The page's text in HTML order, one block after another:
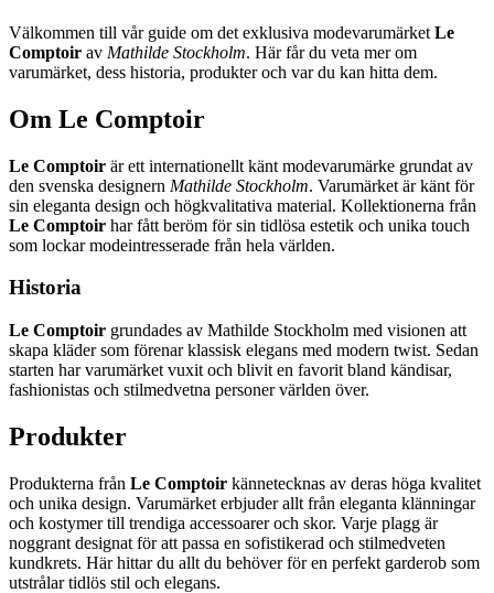
Välkommen till vår guide om det exklusiva modevarumärket Le
Comptoir av Mathilde Stockholm. Här får du veta mer om
varumärket, dess historia, produkter och var du kan hitta dem.
Om Le Comptoir
Le Comptoir är ett internationellt känt modevarumärke grundat av
den svenska designern Mathilde Stockholm. Varumärket är känt för
sin eleganta design och högkvalitativa material. Kollektionerna från
Le Comptoir har fått beröm för sin tidlösa estetik och unika touch
som lockar modeintresserade från hela världen.
Historia
Le Comptoir grundades av Mathilde Stockholm med visionen att
skapa kläder som förenar klassisk elegans med modern twist. Sedan
starten har varumärket vuxit och blivit en favorit bland kändisar,
fashionistas och stilmedvetna personer världen över.
Produkter
Produkterna från Le Comptoir kännetecknas av deras höga kvalitet
och unika design. Varumärket erbjuder allt från eleganta klänningar
och kostymer till trendiga accessoarer och skor. Varje plagg är
noggrant designat för att passa en sofistikerad och stilmedveten
kundkrets. Här hittar du allt du behöver för en perfekt garderob som
utstrålar tidlös stil och elegans.